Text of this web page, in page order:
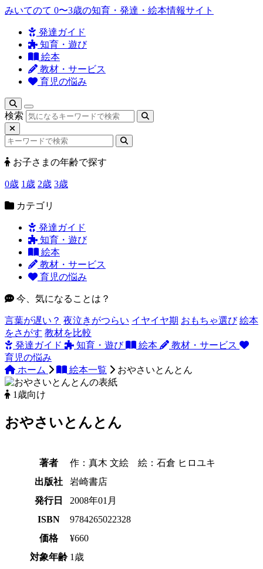
みいてのて 0〜3歳の知育・発達・絵本情報サイト
発達ガイド
知育・遊び
絵本
教材・サービス
育児の悩み
検索
お子さまの年齢で探す
0歳 1歳 2歳 3歳
カテゴリ
発達ガイド
知育・遊び
絵本
教材・サービス
育児の悩み
今、気になることは？
言葉が遅い？ 夜泣きがつらい イヤイヤ期 おもちゃ選び 絵本
をさがす 教材を比較
発達ガイド
知育・遊び 絵本
教材・サービス
育児の悩み
ホーム
絵本一覧 おやさいとんとん
1歳向け
おやさいとんとん
著者
作：真木 文絵 絵：石倉 ヒロユキ
出版社
岩崎書店
発行日
2008年01月
ISBN
9784265022328
価格
¥660
対象年齢 1歳